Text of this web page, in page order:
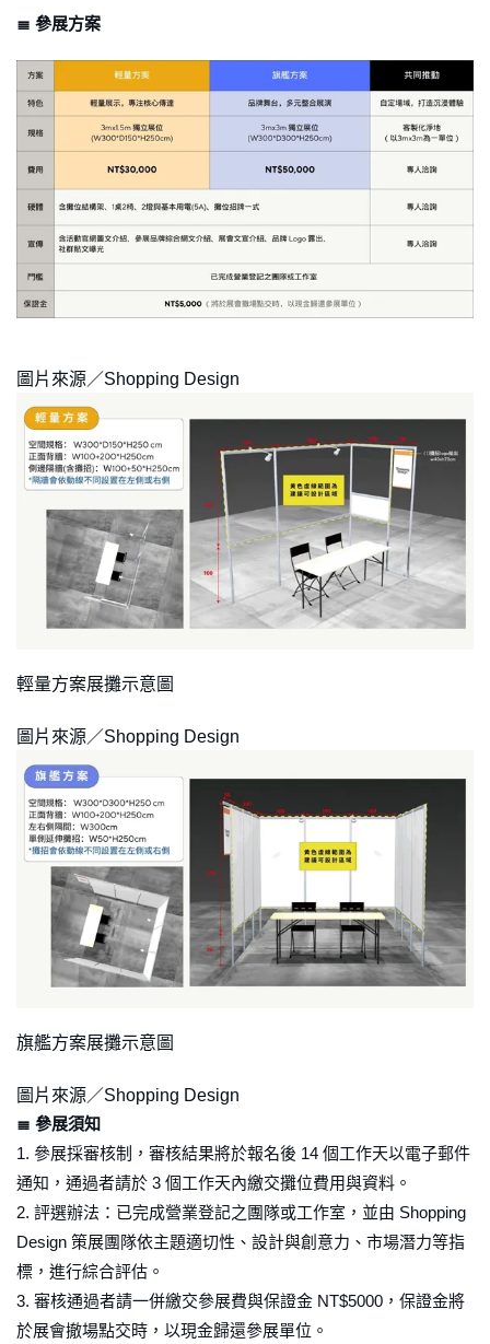
≣ 參展方案
圖片來源／Shopping Design
輕量方案展攤示意圖
圖片來源／Shopping Design
旗艦方案展攤示意圖
圖片來源／Shopping Design
≣ 參展須知
1. 參展採審核制，審核結果將於報名後 14 個工作天以電子郵件
通知，通過者請於 3 個工作天內繳交攤位費用與資料。
2. 評選辦法：已完成營業登記之團隊或工作室，並由 Shopping
Design 策展團隊依主題適切性、設計與創意力、市場潛力等指
標，進行綜合評估。
3. 審核通過者請一併繳交參展費與保證金 NT$5000，保證金將
於展會撤場點交時，以現金歸還參展單位。